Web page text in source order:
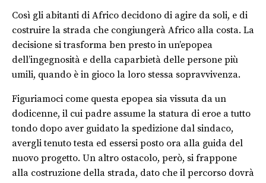
Così gli abitanti di Africo decidono di agire da soli, e di
costruire la strada che congiungerà Africo alla costa. La
decisione si trasforma ben presto in un’epopea
dell’ingegnosità e della caparbietà delle persone più
umili, quando è in gioco la loro stessa sopravvivenza.
Figuriamoci come questa epopea sia vissuta da un
dodicenne, il cui padre assume la statura di eroe a tutto
tondo dopo aver guidato la spedizione dal sindaco,
avergli tenuto testa ed essersi posto ora alla guida del
nuovo progetto. Un altro ostacolo, però, si frappone
alla costruzione della strada, dato che il percorso dovrà